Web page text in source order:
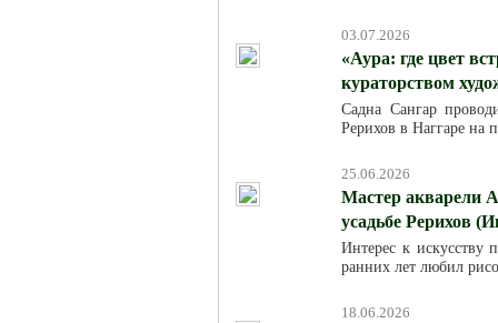
03.07.2026
«Аура: где цвет
кураторством
Садна Сангар
Рерихов в Наггаре на
25.06.2026
Мастер акварели
усадьбе Рерихов
Интерес к искусству
ранних лет любил
18.06.2026